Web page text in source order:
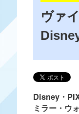
ヴァ
Disney・
ミラー・ウ